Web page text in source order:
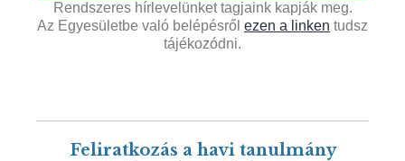
Rendszeres hírlevelünket tagjaink kapják meg.
Az Egyesületbe való belépésről ezen a linken tudsz
tájékozódni.
Feliratkozás a havi tanulmány